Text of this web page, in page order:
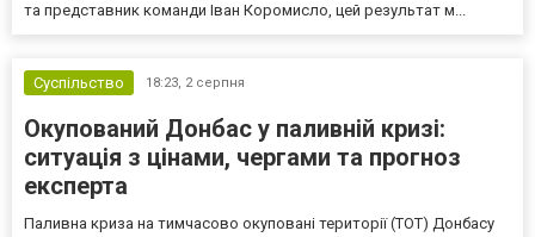
та представник команди Іван Коромисло, цей результат м...
Суспільство 18:23, 2 серпня
Окупований Донбас у паливній кризі:
ситуація з цінами, чергами та прогноз
експерта
Паливна криза на тимчасово окуповані території (ТОТ) Донбасу